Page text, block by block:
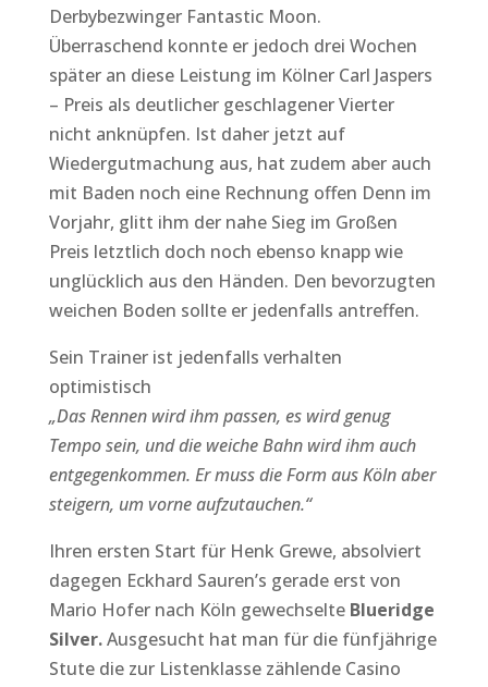
Derbybezwinger Fantastic Moon.
Überraschend konnte er jedoch drei Wochen
später an diese Leistung im Kölner Carl Jaspers
– Preis als deutlicher geschlagener Vierter
nicht anknüpfen. Ist daher jetzt auf
Wiedergutmachung aus, hat zudem aber auch
mit Baden noch eine Rechnung offen Denn im
Vorjahr, glitt ihm der nahe Sieg im Großen
Preis letztlich doch noch ebenso knapp wie
unglücklich aus den Händen. Den bevorzugten
weichen Boden sollte er jedenfalls antreffen.
Sein Trainer ist jedenfalls verhalten
optimistisch
„Das Rennen wird ihm passen, es wird genug
Tempo sein, und die weiche Bahn wird ihm auch
entgegenkommen. Er muss die Form aus Köln aber
steigern, um vorne aufzutauchen.“
Ihren ersten Start für Henk Grewe, absolviert
dagegen Eckhard Sauren’s gerade erst von
Mario Hofer nach Köln gewechselte Blueridge
Silver.Ausgesucht hat man für die fünfjährige
Stute die zur Listenklasse zählende Casino